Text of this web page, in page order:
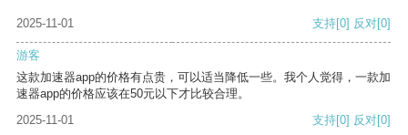
2025-11-01 支持[0] 反对[0]
游客
这款加速器app的价格有点贵，可以适当降低一些。我个人觉得，一款加
速器app的价格应该在50元以下才比较合理。
2025-11-01
支持[0] 反对[0]